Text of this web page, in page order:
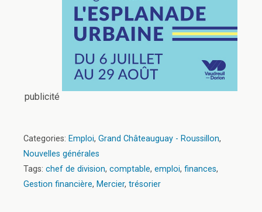
publicité
Categories: Emploi, Grand Châteauguay - Roussillon,
Nouvelles générales
Tags: chef de division, comptable, emploi, finances,
Gestion financière, Mercier, trésorier